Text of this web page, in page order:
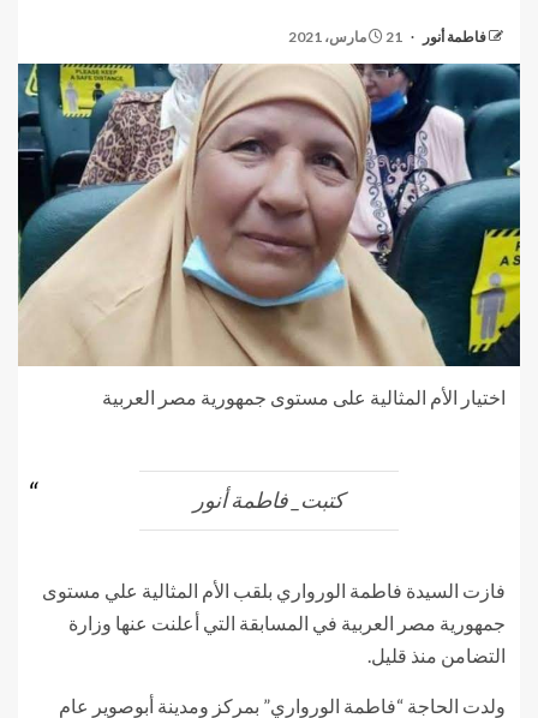
فاطمة أنور 21 مارس، 2021
اختيار الأم المثالية على مستوى جمهورية مصر العربية
كتبت_ فاطمة أنور
فازت السيدة فاطمة الورواري بلقب الأم المثالية علي مستوى
جمهورية مصر العربية في المسابقة التي أعلنت عنها وزارة
التضامن منذ قليل.
ولدت الحاجة “فاطمة الورواري” بمركز ومدينة أبوصوير عام